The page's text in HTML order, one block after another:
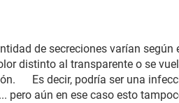
de secreciones varían según
distinto al transparente o se
Es decir, podría ser una
pero aún en ese caso esto